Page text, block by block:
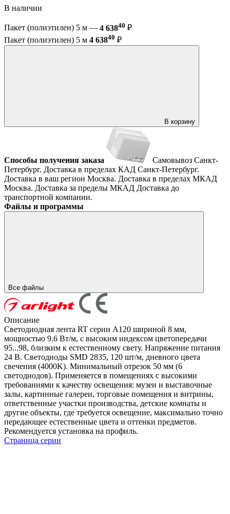
В наличии
Пакет (полиэтилен) 5 м — 4 63840 ₽
Пакет (полиэтилен) 5 м 4 63840 ₽
В корзину
Способы получения заказа Самовывоз Санкт-
Петербург. Доставка в пределах КАД Санкт-Петербург.
Доставка в ваш регион Москва. Доставка в пределах МКАД
Москва. Доставка за пределы МКАД Доставка до
транспортной компании.
Файлы и программы
Все файлы
Описание
Светодиодная лента RT серии A120 шириной 8 мм,
мощностью 9.6 Вт/м, с высоким индексом цветопередачи
95...98, близким к естественному свету. Напряжение питания
24 В. Светодиоды SMD 2835, 120 шт/м, дневного цвета
свечения (4000K). Минимальный отрезок 50 мм (6
светодиодов). Применяется в помещениях с высокими
требованиями к качеству освещения: музеи и выставочные
залы, картинные галереи, торговые помещения и витрины,
ответственные участки производства, детские комнаты и
другие объекты, где требуется освещение, максимально точно
передающее естественные цвета и оттенки предметов.
Рекомендуется установка на профиль.
Страница серии